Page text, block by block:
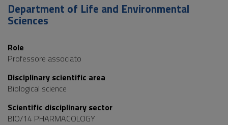
Footer
Department of Life and Environmental
Sciences
Role
Professore associato
Disciplinary scientific area
Biological science
Scientific disciplinary sector
BIO/14 PHARMACOLOGY